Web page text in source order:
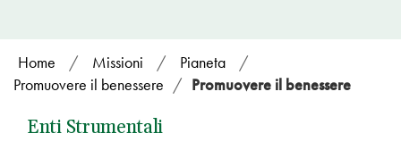
Home / Missioni / Pianeta
/
Promuovere il benessere / Promuovere il benessere
Enti Strumentali